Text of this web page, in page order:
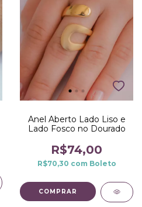
Anel Aberto Lado Liso e
Lado Fosco no Dourado
R$74,00
R$70,30 com Boleto
COMPRAR